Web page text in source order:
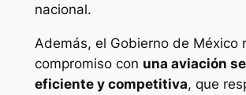
nacional.
Además, el Gobierno de México
compromiso con una aviación
eficiente y competitiva, que